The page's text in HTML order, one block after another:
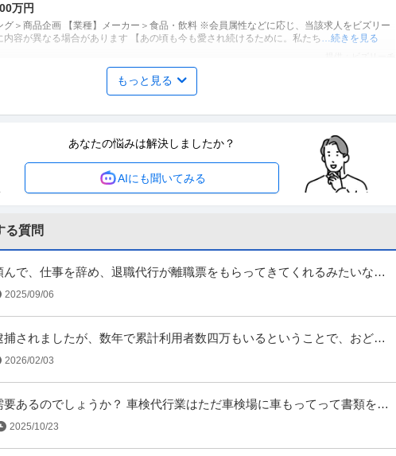
万円
グ＞商品企画 【業種】メーカー＞食品・飲料 ※会員属性などに応じ、当該求人をビズリー
内容が異なる場合があります 【あの頃も今も愛され続けるために。私たち…続きを見る
×土日祝休み／外国人人材紹介の法人営業／マネジメント業務
円
×土日祝休み】外国人人材紹介の法人営業｜マネジメント業務 【高収入！稼ぐなら当社
スタート ■毎週しっかり休める土日祝休み ■安心の福利厚生充実
…続きを見る
提供：上野グループホールディングス株式会社
ンス ／ 「測量士・測量士補・測量助手」最新ドローン・3Dレーザースキャ
的測量技術者／創業90年の強固なグループ基盤／京都・丸太町駅徒歩1分／完
収入 完全週休2日制
万円
ンプライアンス 【業種】士業＞その他 ※会員属性などに応じ、当該求人をビズリーチ上
が異なる場合があります ※当求人は、ひかり司法書士法人にて採用後、「…続きを見る
提供：ビズリーチ
サポート年休126日／土日祝休／残業10H以下／内勤9割／安定性が強みの建
昇給あり ミドル活躍中
万円
田空港＞施設保全サポート◆年休126日／土日祝休／残業10H以下／内勤9割／安定性が強
もっと見る
あなたの悩みは解決しましたか？
AIにも聞いてみる
る質問
で、仕事を辞め、退職代行が離職票をもらってきてくれるみたいなの
個人都合と書かれると思います。 辞める理由は現場職なので...
2025/09/06
されましたが、数年で累計利用者数四万もいるということで、おどろ
だすこともできないのみの心臓の人が四万もいるということに驚愕して
2026/02/03
あるのでしょうか？ 車検代行業はただ車検場に車もってって書類を用
整備士などの特別な資格は必要なく誰でもできると聞きます...
2025/10/23